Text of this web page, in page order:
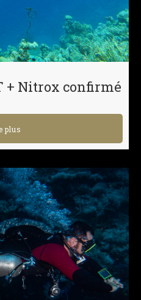
+ Nitrox confirmé
plus